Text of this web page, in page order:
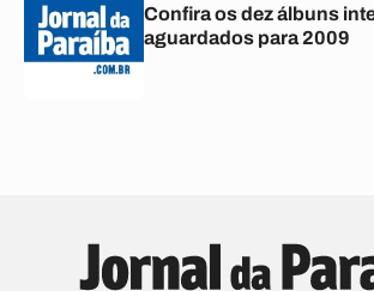
Confira os dez álbuns
aguardados para 2009